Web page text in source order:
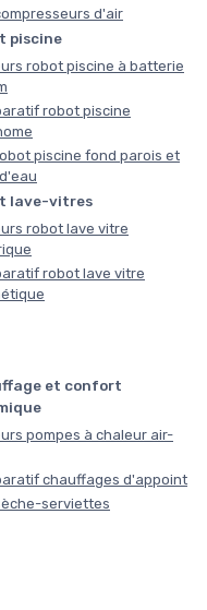
d'air
piscine
robot piscine à batterie
robot piscine
piscine fond parois et
lave-vitres
robot lave vitre
robot lave vitre
et confort
pompes à chaleur air-
chauffages d'appoint
serviettes